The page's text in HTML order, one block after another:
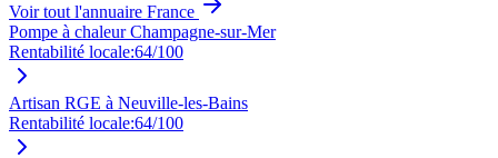
Voir tout l'annuaire France
Pompe à chaleur Champagne-sur-Mer
Rentabilité locale:64/100
Artisan RGE à Neuville-les-Bains
Rentabilité locale:64/100